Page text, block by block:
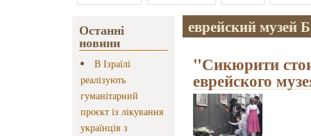
Останні
новини
В Ізраїлі
реалізують
гуманітарний
проєкт із лікування
українців з
еврейский музей
"Сикюрити
еврейского